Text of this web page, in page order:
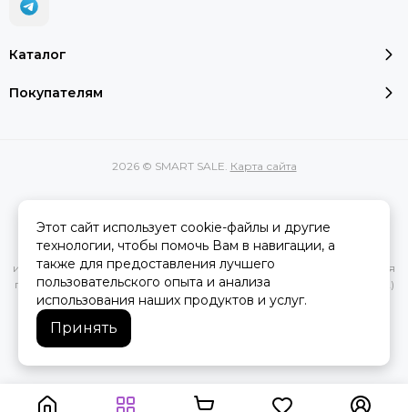
Каталог
Покупателям
2026 © SMART SALE. Карта сайта
Вся представленная на сайте информация, касающаяся
характеристик, стоимости товаров и услуг, носит
информационный характер и ни при каких условиях не является
публичной офертой, определяемой положениями Статьи 437(2)
Гражданского кодекса РФ.
Этот сайт использует cookie-файлы и другие
технологии, чтобы помочь Вам в навигации, а
также для предоставления лучшего
пользовательского опыта и анализа
использования наших продуктов и услуг.
Принять